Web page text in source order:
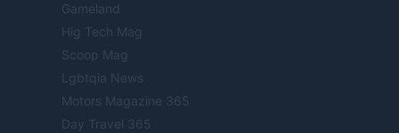
Gameland
Hig Tech Mag
Scoop Mag
Lgbtqia News
Motors Magazine 365
Day Travel 365